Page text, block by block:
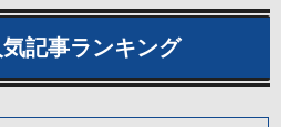
記事ランキング